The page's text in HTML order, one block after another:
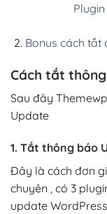
Plugin
Bonus cách tắt
Cách tắt
Sau đây
Update
1. Tắt thông báo
Đây là cách đơn
chuyên , có 3
update